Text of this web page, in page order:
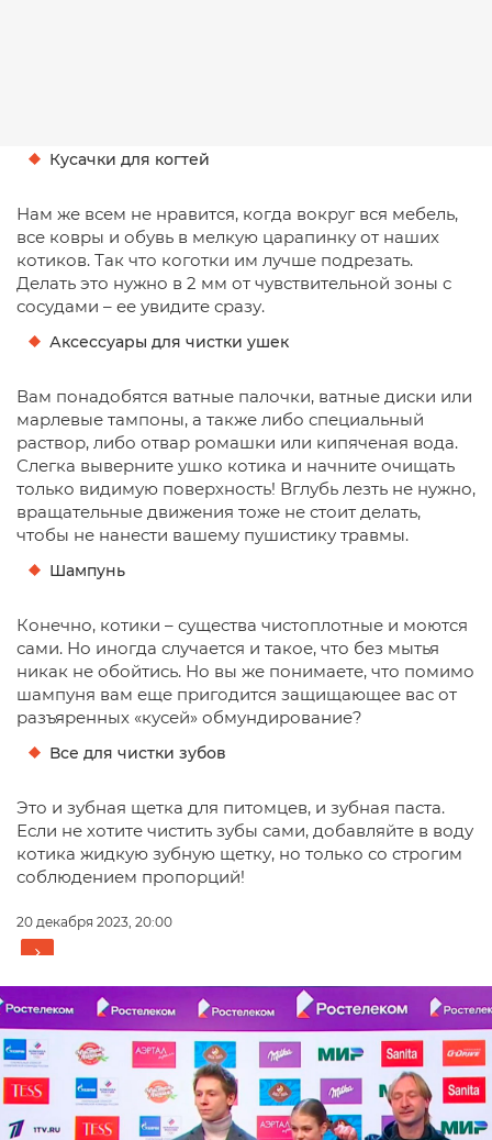
Кусачки для когтей
Нам же всем не нравится, когда вокруг вся мебель,
все ковры и обувь в мелкую царапинку от наших
котиков. Так что коготки им лучше подрезать.
Делать это нужно в 2 мм от чувствительной зоны с
сосудами – ее увидите сразу.
Аксессуары для чистки ушек
Вам понадобятся ватные палочки, ватные диски или
марлевые тампоны, а также либо специальный
раствор, либо отвар ромашки или кипяченая вода.
Слегка выверните ушко котика и начните очищать
только видимую поверхность! Вглубь лезть не нужно,
вращательные движения тоже не стоит делать,
чтобы не нанести вашему пушистику травмы.
Шампунь
Конечно, котики – существа чистоплотные и моются
сами. Но иногда случается и такое, что без мытья
никак не обойтись. Но вы же понимаете, что помимо
шампуня вам еще пригодится защищающее вас от
разъяренных «кусей» обмундирование?
Все для чистки зубов
Это и зубная щетка для питомцев, и зубная паста.
Если не хотите чистить зубы сами, добавляйте в воду
котика жидкую зубную щетку, но только со строгим
соблюдением пропорций!
20 декабря 2023, 20:00